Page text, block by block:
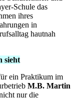
Schule das
ihres
in
hautnah
sieht
ein Praktikum im
M.B. Martin
nur die